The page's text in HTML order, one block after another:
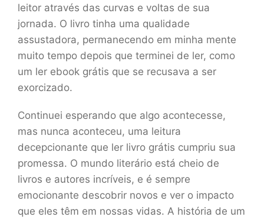
leitor através das curvas e voltas de sua
jornada. O livro tinha uma qualidade
assustadora, permanecendo em minha mente
muito tempo depois que terminei de ler, como
um ler ebook grátis que se recusava a ser
exorcizado.
Continuei esperando que algo acontecesse,
mas nunca aconteceu, uma leitura
decepcionante que ler livro grátis cumpriu sua
promessa. O mundo literário está cheio de
livros e autores incríveis, e é sempre
emocionante descobrir novos e ver o impacto
que eles têm em nossas vidas. A história de um